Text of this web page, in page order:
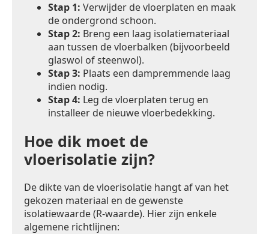
Stap 1: Verwijder de vloerplaten en maak
de ondergrond schoon.
Stap 2: Breng een laag isolatiemateriaal
aan tussen de vloerbalken (bijvoorbeeld
glaswol of steenwol).
Stap 3: Plaats een dampremmende laag
indien nodig.
Stap 4: Leg de vloerplaten terug en
installeer de nieuwe vloerbedekking.
Hoe dik moet de
vloerisolatie zijn?
De dikte van de vloerisolatie hangt af van het
gekozen materiaal en de gewenste
isolatiewaarde (R-waarde). Hier zijn enkele
algemene richtlijnen: